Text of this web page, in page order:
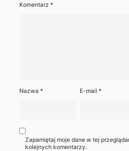
Komentarz *
Nazwa * E-mail*
Zapamiętaj moje dane w tej
kolejnych komentarzy.